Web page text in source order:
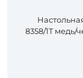
8358/1T медь/